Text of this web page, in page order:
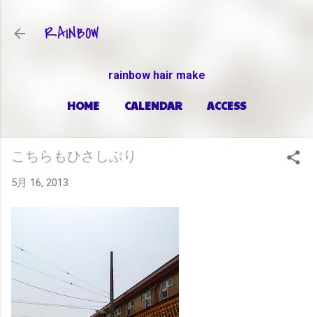
RAINBOW
rainbow hair make
HOME CALENDAR
ACCESS
PRICE
もっと見る… ABOUT
こちらもひさしぶり
5月 16, 2013